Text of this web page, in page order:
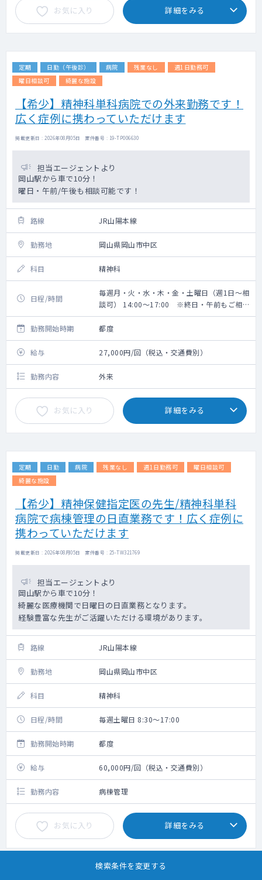
お気に入り 詳細をみる
定期 日勤（午後診） 病院 残業なし
週1日勤務可
曜日相談可
綺麗な施設
【希少】精神科単科病院での外来勤務です！
広く症例に携わっていただけます
掲載更新日 : 2026年08月05日 案件番号 : 19-TP006630
担当エージェントより
岡山駅から車で10分！
曜日・午前/午後も相談可能です！
路線 JR山陽本線
勤務地 岡山県岡山市中区
科目 精神科
日程/時間
毎週月・火・水・木・金・土曜日（週1日～相
談可） 14:00～17:00 ※終日・午前もご相
談可能です
勤務開始時期
都度
給与 27,000円/回（税込・交通費別）
勤務内容 外来
お気に入り 詳細をみる
定期 日勤 病院 残業なし 週1日勤務可
曜日相談可
綺麗な施設
【希少】精神保健指定医の先生/精神科単科
病院で病棟管理の日直業務です！広く症例に
携わっていただけます
掲載更新日 : 2026年08月05日 案件番号 : 25-TW321769
担当エージェントより
岡山駅から車で10分！
綺麗な医療機関で日曜日の日直業務となります。
経験豊富な先生がご活躍いただける環境があります。
路線 JR山陽本線
勤務地 岡山県岡山市中区
科目 精神科
日程/時間 毎週土曜日 8:30～17:00
勤務開始時期 都度
給与 60,000円/回（税込・交通費別）
勤務内容 病棟管理
お気に入り 詳細をみる
検索条件を変更する